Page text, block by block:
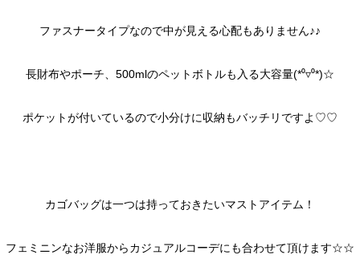
ファスナータイプなので中が見える心配もありません♪♪
長財布やポーチ、500mlのペットボトルも入る大容量(*⁰▿⁰*)☆
ポケットが付いているので小分けに収納もバッチリですよ♡♡
カゴバッグは一つは持っておきたいマストアイテム！
フェミニンなお洋服からカジュアルコーデにも合わせて頂けます☆☆